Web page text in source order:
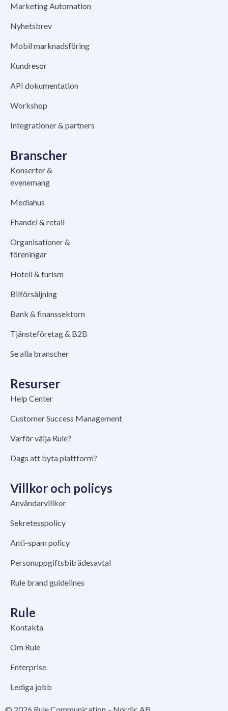
Marketing Automation
Nyhetsbrev
Mobil marknadsföring
Kundresor
API dokumentation
Workshop
Integrationer & partners
Branscher
Konserter &
evenemang
Mediahus
Ehandel & retail
Organisationer &
föreningar
Hotell & turism
Bilförsäljning
Bank & finanssektorn
Tjänsteföretag & B2B
Se alla branscher
Resurser
Help Center
Customer Success Management
Varför välja Rule?
Dags att byta plattform?
Villkor och policys
Användarvillkor
Sekretesspolicy
Anti-spam policy
Personuppgiftsbiträdesavtal
Rule brand guidelines
Rule
Kontakta
Om Rule
Enterprise
Lediga jobb